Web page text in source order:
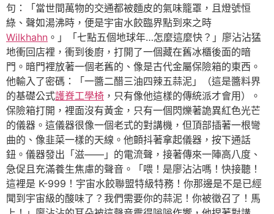
句：「當世間萬物的交通都被麵皮的氣味籠罩，且燈號恒
綠、聲如湯沸時，便是宇宙水餃臨界點到來之時
Wilkhahn 。」「七點五個地球年…怎麼這麼快？」廖沾沾猛
地衝回店裡，衝到後廚，打開了一個藏在舊冰櫃後面的暗
門。暗門裡放著一個老舊的、像是古代金屬保險箱的東西。
他輸入了密碼：「一醬二醋三油四辣五蒜泥」（這是醬料界
的基礎公式護脊工學椅 ，只有像他這樣的傳統派才會用）。
保險箱打開，裡面沒有黃金，只有一個閃爍著詭異紅色光芒
的儀器。這儀器很像一個老式的對講機，但頂部插著一根彎
曲的、像韭菜一樣的天線。他顫抖著拿起儀器，按下通話
鈕。儀器發出「滋——」的電流聲，接著傳來一陣高八度、
急促且充滿養生焦慮的聲音。「喂！是廖沾沾嗎！快接聽！
這裡是 K-999！宇宙水餃聯盟特級特務！你那邊是不是已經
聞到宇宙級的酸味了？我們需要你的蒜泥！你被徵召了！馬